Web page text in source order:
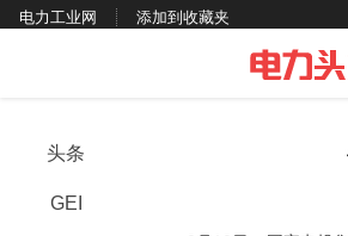
电力工业网 添加到收藏夹
头条
GEI